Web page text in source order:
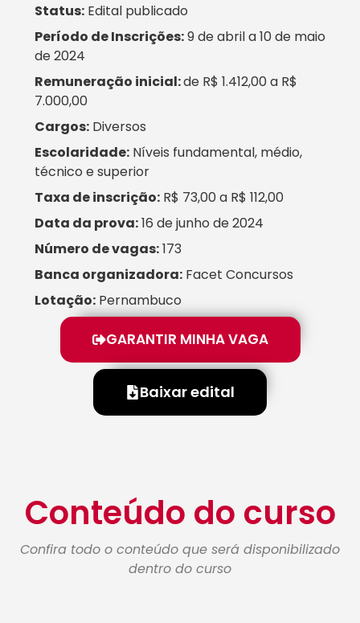
Status:Edital publicado
Período de Inscrições:9 de abril a 10 de maio
de 2024
Remuneração inicial:de R$ 1.412,00 a R$
7.000,00
Cargos:Diversos
Escolaridade:Níveis fundamental, médio,
técnico e superior
Taxa de inscrição:R$ 73,00 a R$ 112,00
Data da prova:16 de junho de 2024
Número de vagas:173
Banca organizadora:Facet Concursos
Lotação:Pernambuco
GARANTIR MINHA VAGA
Baixar edital
Conteúdo do curso
Confira todo o conteúdo que será disponibilizado
dentro do curso